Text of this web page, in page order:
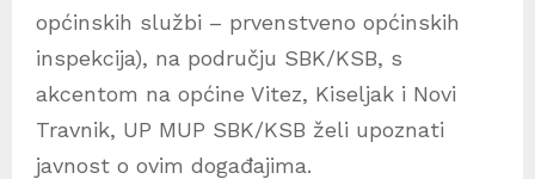
općinskih službi – prvenstveno općinskih
inspekcija), na području SBK/KSB, s
akcentom na općine Vitez, Kiseljak i Novi
Travnik, UP MUP SBK/KSB želi upoznati
javnost o ovim događajima.